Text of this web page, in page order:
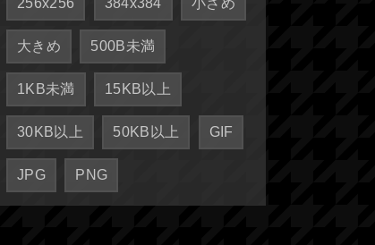
256x256 384x384 小さめ
大きめ 500B未満
1KB未満 15KB以上
30KB以上 50KB以上 GIF
JPG PNG